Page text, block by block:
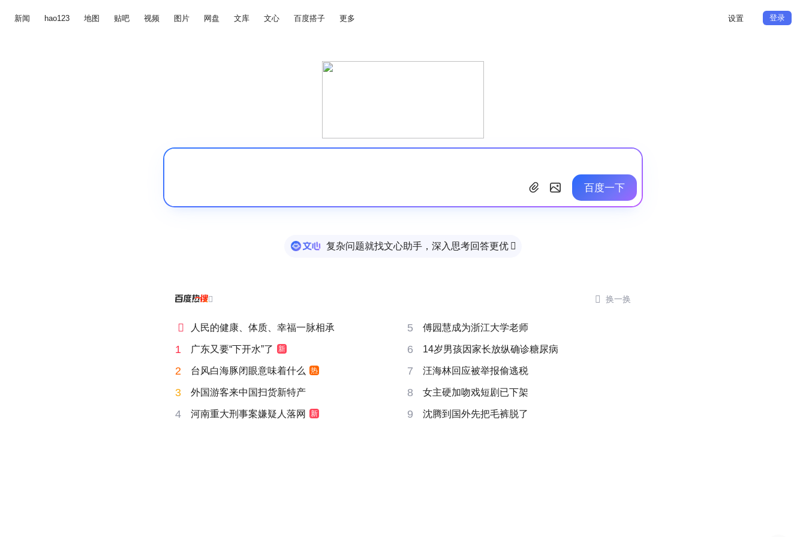
新闻 hao123 地图 贴吧 视频 图片 网盘 文库 文心 百度搭子 更多 设置 登录
百度一下
复杂问题就找文心助手，深入思考回答更优 
  换一换
 人民的健康、体质、幸福一脉相承 5 傅园慧成为浙江大学老师
1 广东又要“下开水”了 新 6 14岁男孩因家长放纵确诊糖尿病
2 台风白海豚闭眼意味着什么 热 7 汪海林回应被举报偷逃税
3 外国游客来中国扫货新特产 8 女主硬加吻戏短剧已下架
4 河南重大刑事案嫌疑人落网 新 9 沈腾到国外先把毛裤脱了